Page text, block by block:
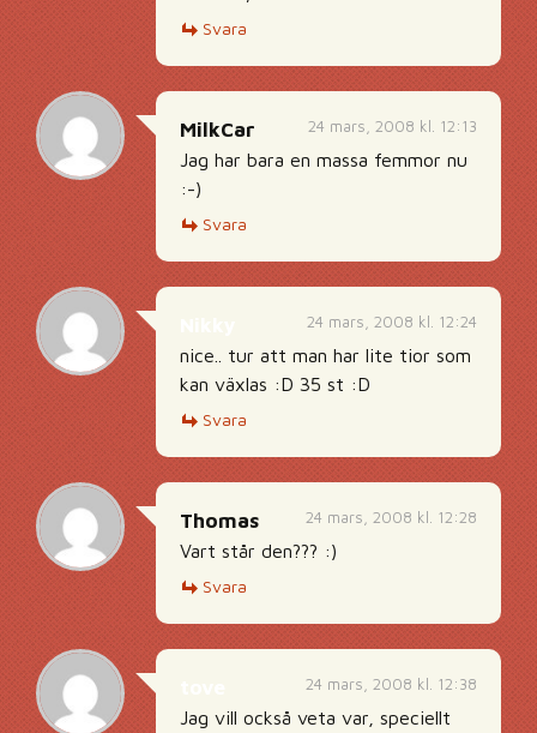
Svara
24 mars, 2008 kl. 12:13
MilkCar
Jag har bara en massa femmor nu
:-)
Svara
24 mars, 2008 kl. 12:24
nice.. tur att man har lite tior som
kan växlas :D 35 st :D
Svara
24 mars, 2008 kl. 12:28
Thomas
Vart står den??? :)
Svara
24 mars, 2008 kl. 12:38
Jag vill också veta var, speciellt